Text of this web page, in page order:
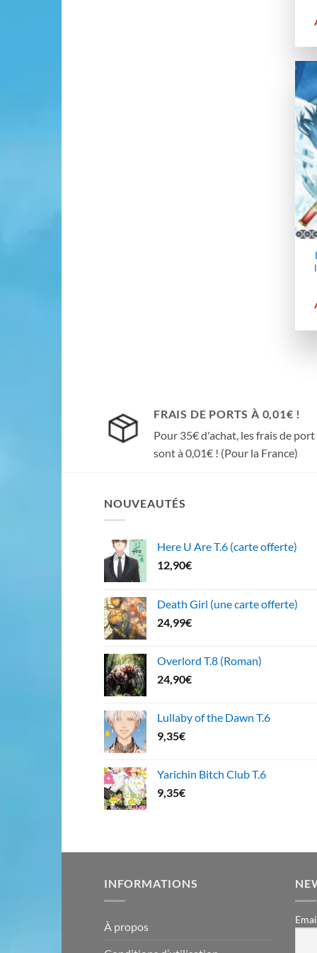
FRAIS DE PORTS À 0,01€ !
Pour 35€ d'achat, les frais de port
sont à 0,01€ ! (Pour la France)
NOUVEAUTÉS
Here U Are T.6 (carte offerte)
12,90€
Death Girl (une carte offerte)
24,99€
Overlord T.8 (Roman)
24,90€
Lullaby of the Dawn T.6
9,35€
Yarichin Bitch Club T.6
9,35€
INFORMATIONS
À propos